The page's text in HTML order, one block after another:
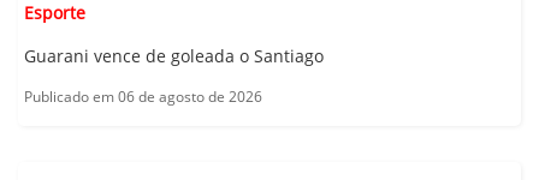
Esporte
Guarani vence de goleada o Santiago
Publicado em 06 de agosto de 2026